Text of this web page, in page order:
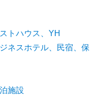
トハウス、YH
ネスホテル、民宿、保
施設